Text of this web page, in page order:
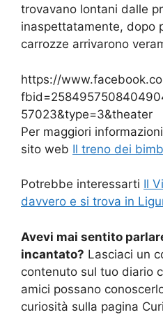
trovavano lontani dalle
inaspettatamente, dopo
carrozze arrivarono
https://
57023&type=3&theater
Per maggiori
sito web Il treno dei
Potrebbe interessarti Il
davvero e si trova in
Avevi mai sentito
incantato? Lasciaci un
contenuto sul tuo diario
amici possano
curiosità sulla pagina